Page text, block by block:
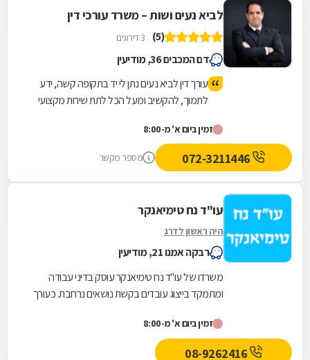
לביא נעים ושות – משרד עורכי דין
(5) 3 דירוגים
דם המכבים 36, מודיעין
עורך דין לביא נעים נתן לי יד בתקופה קשה, ידע
לתמוך, להקשיב ומעל הכל לתת שירות מקצועי
זמין ביום א' מ-8:00
מספר מקשר
עו"ד נח טימיאנקר
היה ראשון לדרג
רבקה אמנו 21, מודיעין
משרדו של עו"ד נח טימיאנקר עוסק בדיני עבודה
ומתמקד בייצוג עובדים בקשת נושאים נרחבת. כעורך
זמין ביום א' מ-8:00